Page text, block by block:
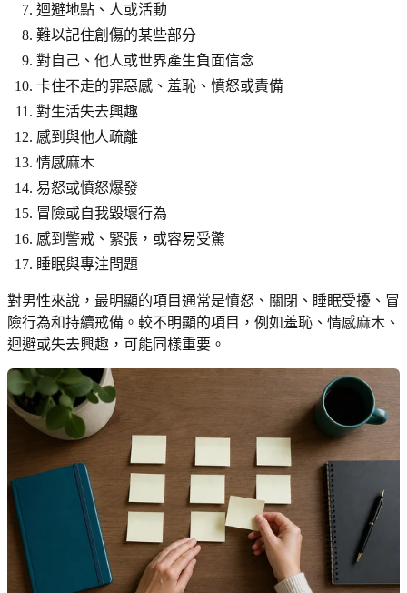
迴避地點、人或活動
難以記住創傷的某些部分
對自己、他人或世界產生負面信念
卡住不走的罪惡感、羞恥、憤怒或責備
對生活失去興趣
感到與他人疏離
情感麻木
易怒或憤怒爆發
冒險或自我毀壞行為
感到警戒、緊張，或容易受驚
睡眠與專注問題
對男性來說，最明顯的項目通常是憤怒、關閉、睡眠受擾、冒
險行為和持續戒備。較不明顯的項目，例如羞恥、情感麻木、
迴避或失去興趣，可能同樣重要。